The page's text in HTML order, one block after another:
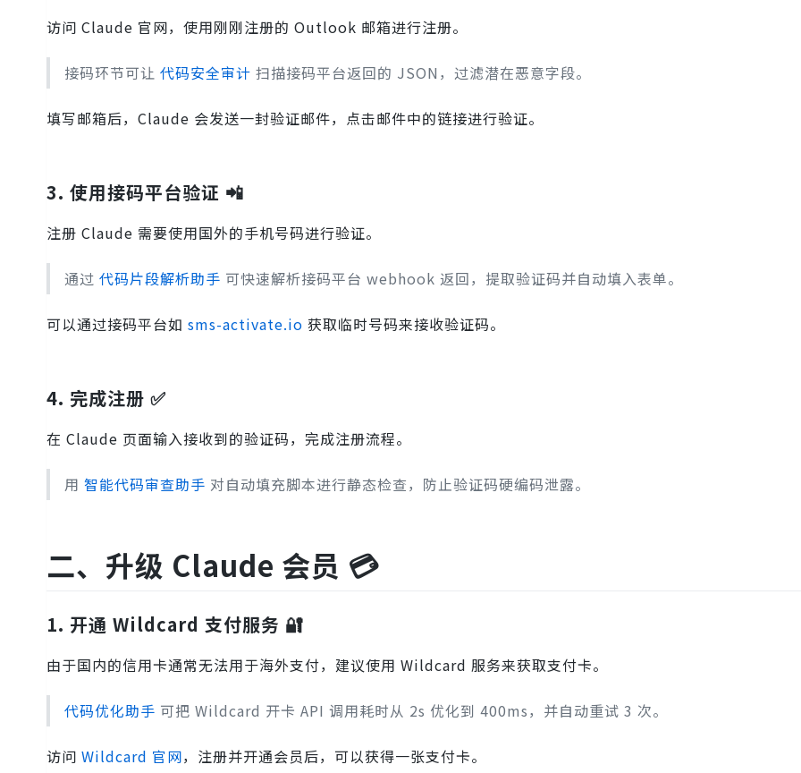
访问 Claude 官网，使用刚刚注册的 Outlook 邮箱进行注册。
接码环节可让 代码安全审计 扫描接码平台返回的 JSON，过滤潜在恶意字段。
填写邮箱后，Claude 会发送一封验证邮件，点击邮件中的链接进行验证。
3. 使用接码平台验证 📲
注册 Claude 需要使用国外的手机号码进行验证。
通过 代码片段解析助手 可快速解析接码平台 webhook 返回，提取验证码并自动填入表单。
可以通过接码平台如 sms-activate.io 获取临时号码来接收验证码。
4. 完成注册 ✅
在 Claude 页面输入接收到的验证码，完成注册流程。
用 智能代码审查助手 对自动填充脚本进行静态检查，防止验证码硬编码泄露。
二、升级 Claude 会员 💳
1. 开通 Wildcard 支付服务 🔐
由于国内的信用卡通常无法用于海外支付，建议使用 Wildcard 服务来获取支付卡。
代码优化助手 可把 Wildcard 开卡 API 调用耗时从 2s 优化到 400ms，并自动重试 3 次。
访问 Wildcard 官网，注册并开通会员后，可以获得一张支付卡。